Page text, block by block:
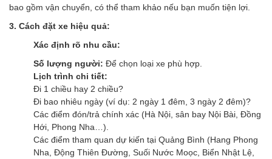
bao gồm vận chuyển, có thể tham khảo nếu bạn muốn tiện lợi.
3. Cách đặt xe hiệu quả:
Xác định rõ nhu cầu:
Số lượng người: Để chọn loại xe phù hợp.
Lịch trình chi tiết:
Đi 1 chiều hay 2 chiều?
Đi bao nhiêu ngày (ví dụ: 2 ngày 1 đêm, 3 ngày 2 đêm)?
Các điểm đón/trả chính xác (Hà Nội, sân bay Nội Bài, Đồng
Hới, Phong Nha…).
Các điểm tham quan dự kiến tại Quảng Bình (Hang Phong
Nha, Động Thiên Đường, Suối Nước Moọc, Biển Nhật Lệ,